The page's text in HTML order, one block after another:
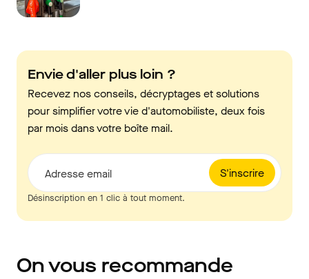
Envie d'aller plus loin ?
Recevez nos conseils, décryptages et solutions
pour simplifier votre vie d'automobiliste, deux fois
par mois dans votre boîte mail.
S'inscrire
Adresse email
Désinscription en 1 clic à tout moment.
On vous recommande